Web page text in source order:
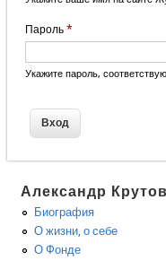
Пароль *
Укажите пароль,
Александр Крутов
Биография
О жизни, о себе
О Фонде